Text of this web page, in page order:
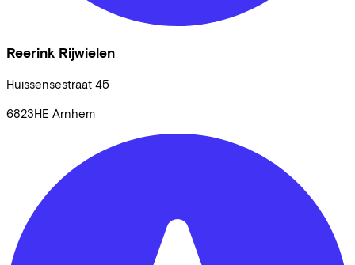
Reerink Rijwielen
Huissensestraat 45
6823HE Arnhem